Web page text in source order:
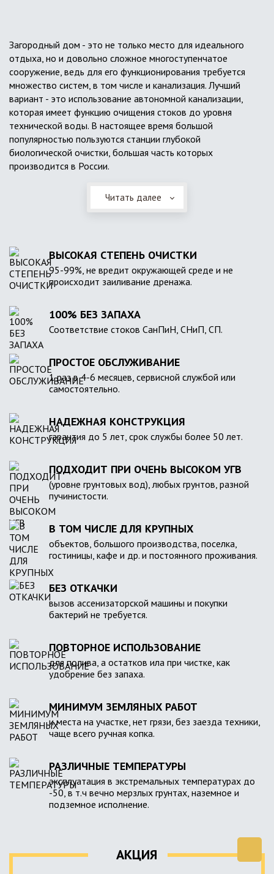
Загородный дом - это не только место для идеального
отдыха, но и довольно сложное многоступенчатое
сооружение, ведь для его функционирования требуется
множество систем, в том числе и канализация. Лучший
вариант - это использование автономной канализации,
которая имеет функцию очищения стоков до уровня
технической воды. В настоящее время большой
популярностью пользуются станции глубокой
биологической очистки, большая часть которых
производится в России.
Читать далее
ВЫСОКАЯ СТЕПЕНЬ ОЧИСТКИ
95-99%, не вредит окружающей среде и не
происходит заиливание дренажа.
100% БЕЗ ЗАПАХА
Соответствие стоков СанПиН, СНиП, СП.
ПРОСТОЕ ОБСЛУЖИВАНИЕ
1 раз в 4-6 месяцев, сервисной службой или
самостоятельно.
НАДЕЖНАЯ КОНСТРУКЦИЯ
гарантия до 5 лет, срок службы более 50 лет.
ПОДХОДИТ ПРИ ОЧЕНЬ ВЫСОКОМ УГВ
(уровне грунтовых вод), любых грунтов, разной
пучинистости.
В ТОМ ЧИСЛЕ ДЛЯ КРУПНЫХ
объектов, большого производства, поселка,
гостиницы, кафе и др. и постоянного проживания.
БЕЗ ОТКАЧКИ
вызов ассенизаторской машины и покупки
бактерий не требуется.
ПОВТОРНОЕ ИСПОЛЬЗОВАНИЕ
для полива, а остатков ила при чистке, как
удобрение без запаха.
МИНИМУМ ЗЕМЛЯНЫХ РАБОТ
и места на участке, нет грязи, без заезда техники,
чаще всего ручная копка.
РАЗЛИЧНЫЕ ТЕМПЕРАТУРЫ
эксплуатация в экстремальных температурах до
-50, в т.ч вечно мерзлых грунтах, наземное и
подземное исполнение.
АКЦИЯ